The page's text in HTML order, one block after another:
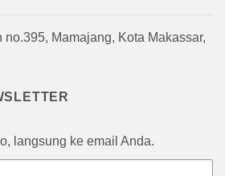
no.395, Mamajang, Kota Makassar,
langsung ke email Anda.